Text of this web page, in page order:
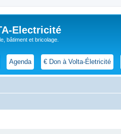
Electricité
bâtiment et bricolage.
Agenda € Don à Volta-Életricité